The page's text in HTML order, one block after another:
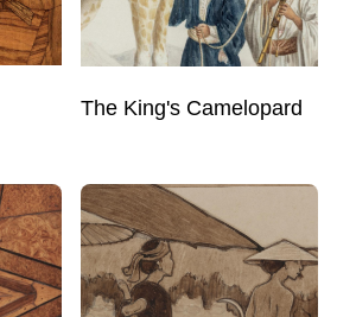
The King's Camelopard